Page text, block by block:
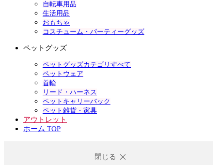
自転車用品
生活用品
おもちゃ
コスチューム・パーティーグッズ
ペットグッズ
ペットグッズカテゴリすべて
ペットウェア
首輪
リード・ハーネス
ペットキャリーバック
ペット雑貨・家具
アウトレット
ホーム TOP
閉じる